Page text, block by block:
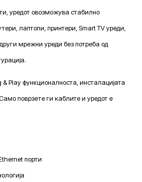
уредот овозможува стабилно
лаптопи, принтери, Smart TV уреди,
мрежни уреди без потреба од
Play функционалноста, инсталацијата
поврзете ги каблите и уредот е
порти